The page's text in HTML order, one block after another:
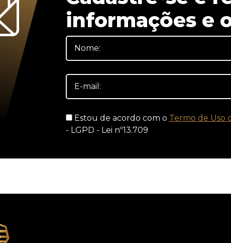
informações e
Estou de acordo com o Termo de Uso
- LGPD - Lei nº13.709